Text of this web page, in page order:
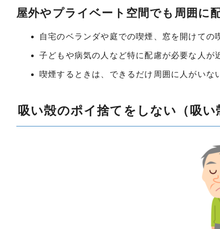
屋外やプライベート空間でも周囲に
自宅のベランダや庭での喫煙、窓を開けての
子どもや病気の人など特に配慮が必要な人が
喫煙するときは、できるだけ周囲に人がいな
吸い殻のポイ捨てをしない（吸い